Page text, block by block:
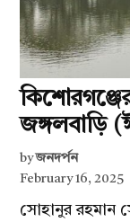
জঙ্গলবাড়ি
by জনদর্পন
February 16, 2025
সোহানুর রহমান